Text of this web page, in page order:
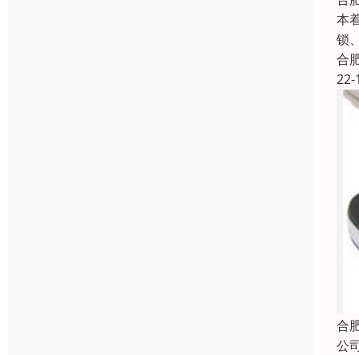
本
锁
合
22-
合
公